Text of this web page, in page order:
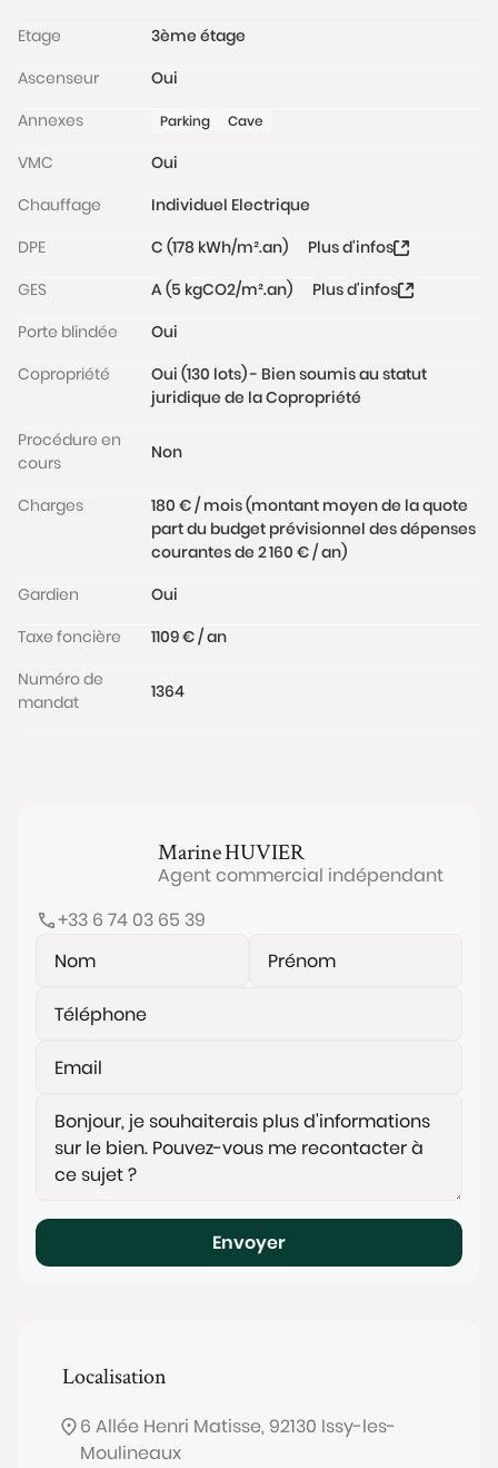
L’appartement est situé dans une résidence récente
(DPE C, charges modérées), sécurisée (interphone,
gardien), bien tenue et à proximité des transports
T2 les Moulineaux à 10min à pied), des commerces
(Franprix, boulangerie,…) et des groupes scolaires.
Charges de copropriété : 180€/mois. Taxe foncière : 1
109€.
exposé sont disponibles sur le site
www.georisques.gouv.fr
Etage
3ème étage
Ascenseur
Oui
Annexes
Parking Cave
VMC
Oui
Chauffage
Individuel Electrique
DPE
C (178 kWh/m².an)
Plus d'infos
GES
A (5 kgCO2/m².an)
Plus d'infos
Porte blindée
Oui
Copropriété
Oui (130 lots) - Bien soumis au statut
juridique de la Copropriété
Procédure en
cours
Non
Charges
180 € / mois (montant moyen de la quote
part du budget prévisionnel des dépenses
courantes de 2 160 € / an)
Gardien
Oui
Taxe foncière
1109 € / an
Numéro de
mandat
1364
MarineHUVIER
Agent commercial indépendant
+33 6 74 03 65 39
Envoyer
Localisation
6 Allée Henri Matisse, 92130 Issy-les-
Moulineaux